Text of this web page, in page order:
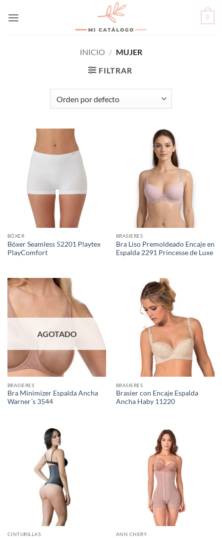
0
INICIO / MUJER
FILTRAR
BÓXER
Bóxer Seamless 52201 Playtex
PlayComfort
BRASIERES
Bra Liso Premoldeado Encaje en
Espalda 2291 Princesse de Luxe
AGOTADO
BRASIERES
Bra Minimizer Espalda Ancha
Warner´s 3544
BRASIERES
Brasier con Encaje Espalda
Ancha Haby 11220
CINTURILLAS ANN CHERY